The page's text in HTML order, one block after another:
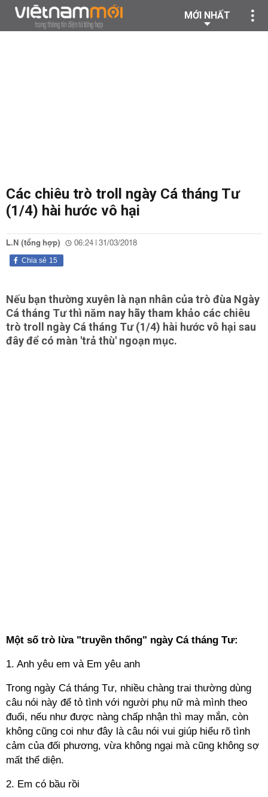
MỚI NHẤT
Các chiêu trò troll ngày Cá tháng Tư
(1/4) hài hước vô hại
L.N (tổng hợp) 06:24 | 31/03/2018
15
Chia sẻ
Nếu bạn thường xuyên là nạn nhân của trò đùa Ngày
Cá tháng Tư thì năm nay hãy tham khảo các chiêu
trò troll ngày Cá tháng Tư (1/4) hài hước vô hại sau
đây để có màn 'trả thù' ngoạn mục.
Một số trò lừa "truyền thống" ngày Cá tháng Tư:
1. Anh yêu em và Em yêu anh
Trong ngày Cá tháng Tư, nhiều chàng trai thường dùng
câu nói này để tỏ tình với người phụ nữ mà mình theo
đuổi, nếu như được nàng chấp nhận thì may mắn, còn
không cũng coi như đây là câu nói vui giúp hiểu rõ tình
cảm của đối phương, vừa không ngại mà cũng không sợ
mất thể diện.
2. Em có bầu rồi